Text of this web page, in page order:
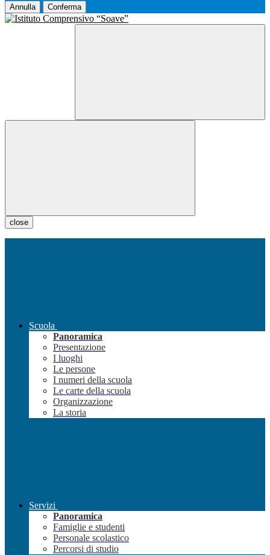
Annulla Conferma
close
Scuola
Panoramica
Presentazione
I luoghi
Le persone
I numeri della scuola
Le carte della scuola
Organizzazione
La storia
Servizi
Panoramica
Famiglie e studenti
Personale scolastico
Percorsi di studio